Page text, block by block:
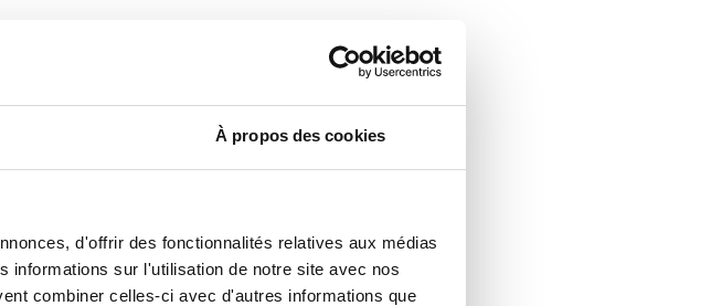
À propos des cookies
d'offrir des fonctionnalités relatives aux médias
informations sur l'utilisation de notre site avec nos
combiner celles-ci avec d'autres informations que